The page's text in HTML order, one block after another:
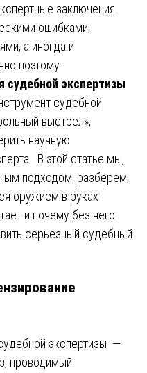
заключения
ошибками,
а иногда и
поэтому
судебной экспертизы
судебной
выстрел»,
научную
В этой статье мы,
подходом, разберем,
оружием в руках
и почему без него
серьезный судебный
экспертизы —
проводимый